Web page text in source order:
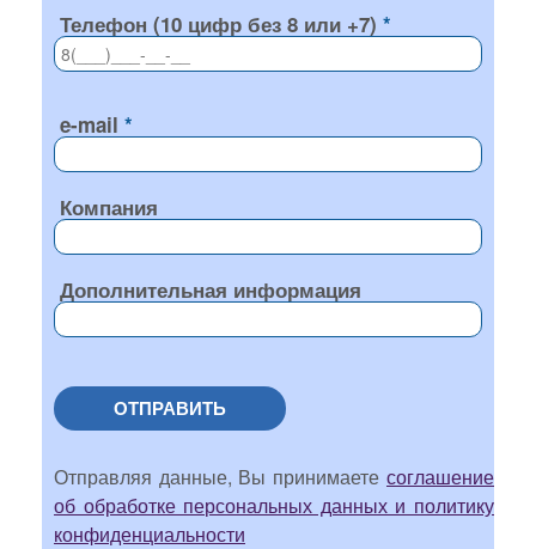
Телефон (10 цифр без 8 или +7)
e-mail
Компания
Дополнительная информация
ОТПРАВИТЬ
Отправляя данные, Вы принимаете соглашение
об обработке персональных данных и политику
конфиденциальности